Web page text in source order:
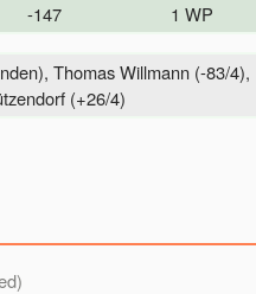
-147 1 WP
Thomas Willmann (-83/4),
(+26/4)